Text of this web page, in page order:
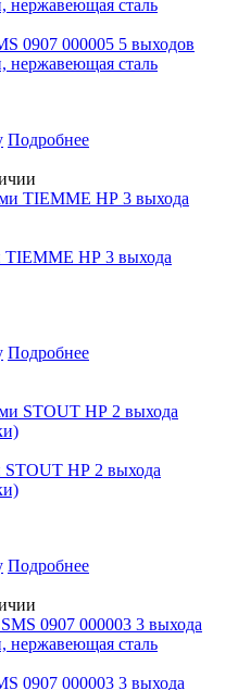
0907 000005 5 выходов
нержавеющая сталь
Подробнее
TIEMME НР 3 выхода
Подробнее
STOUT НР 2 выхода
Подробнее
0907 000003 3 выхода